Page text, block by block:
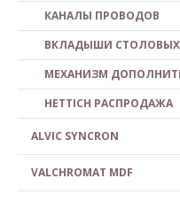
КАНАЛЫ ПРОВОДОВ
ВКЛАДЫШИ
МЕХАНИЗМ
HETTICH PACПPOДAЖA
ALVIC SYNCRON
VALCHROMAT MDF